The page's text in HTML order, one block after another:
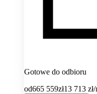
Gotowe do odbioru
od665 559zł13 713